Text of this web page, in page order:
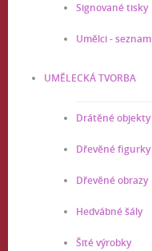
Signované tisky
Umělci - seznam
UMĚLECKÁ TVORBA
Drátěné objekty
Dřevěné figurky
Dřevěné obrazy
Hedvábné šály
Šité výrobky